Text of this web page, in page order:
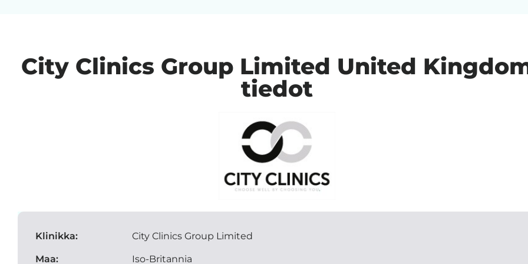
City Clinics Group Limited United
tiedot
Klinikka:
Maa:
City Clinics Group Limited
Iso-Britannia